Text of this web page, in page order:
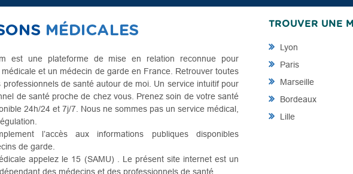
est une plateforme de mise en relation reconnue pour
et un médecin de garde en France. Retrouver toutes
professionnels de santé autour de moi. Un service intuitif pour
de santé proche de chez vous. Prenez soin de votre santé
24h/24 et 7j/7. Nous ne sommes pas un service médical,
l’accès aux informations publiques disponibles
de garde.
appelez le 15 (SAMU) . Le présent site internet est un
des médecins et des professionnels de santé.
TROUVER UNE
Lyon
Paris
Marseille
Bordeaux
Lille